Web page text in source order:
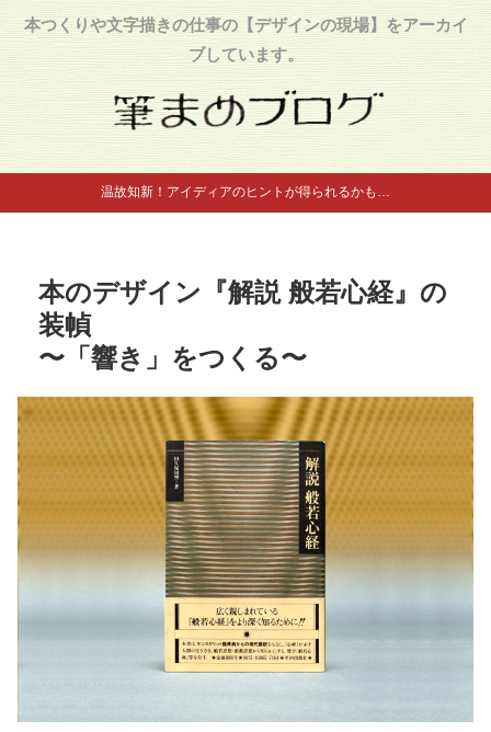
本つくりや文字描きの仕事の【デザインの現場】をアーカイ
ブしています。
温故知新！アイディアのヒントが得られるかも…
本のデザイン『解説 般若心経』の
装幀
〜「響き」をつくる〜